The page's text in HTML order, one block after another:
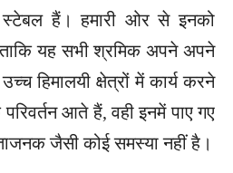
स्टेबल हैं। हमारी ओर से इनको
ताकि यह सभी श्रमिक अपने अपने
हिमालयी क्षेत्रों में कार्य करने
परिवर्तन आते हैं, वही इनमें पाए गए
जैसी कोई समस्या नहीं है।